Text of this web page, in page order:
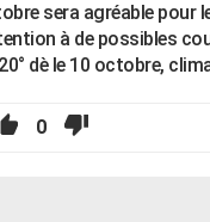
sera agréable
à de possibles
dè le 10 octobre,
0